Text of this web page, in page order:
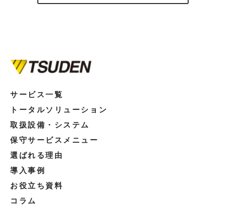
サービス一覧
トータルソリューション
取扱設備・システム
保守サービスメニュー
選ばれる理由
導入事例
お役立ち資料
コラム